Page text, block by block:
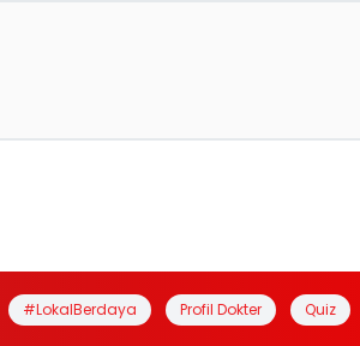
#LokalBerdaya Profil Dokter Quiz